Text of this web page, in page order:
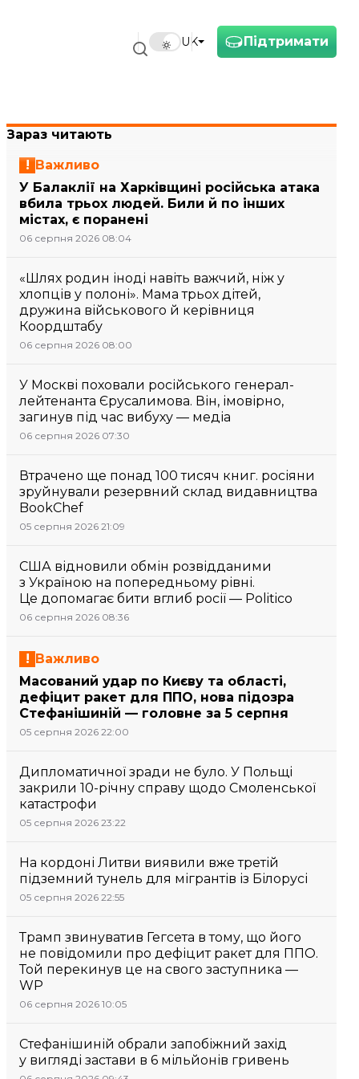
Підтримати
UK
Зараз читають
Важливо
У Балаклії на Харківщині російська атака
вбила трьох людей. Били й по інших
містах, є поранені
06 серпня 2026 08:04
«Шлях родин іноді навіть важчий, ніж у
хлопців у полоні». Мама трьох дітей,
дружина військового й керівниця
Коордштабу
06 серпня 2026 08:00
У Москві поховали російського генерал-
лейтенанта Єрусалимова. Він, імовірно,
загинув під час вибуху — медіа
06 серпня 2026 07:30
Втрачено ще понад 100 тисяч книг. росіяни
зруйнували резервний склад видавництва
BookChef
05 серпня 2026 21:09
США відновили обмін розвідданими
з Україною на попередньому рівні.
Це допомагає бити вглиб росії — Politico
06 серпня 2026 08:36
Важливо
Масований удар по Києву та області,
дефіцит ракет для ППО, нова підозра
Стефанішиній — головне за 5 серпня
05 серпня 2026 22:00
Дипломатичної зради не було. У Польщі
закрили 10-річну справу щодо Смоленської
катастрофи
05 серпня 2026 23:22
На кордоні Литви виявили вже третій
підземний тунель для мігрантів із Білорусі
05 серпня 2026 22:55
Трамп звинуватив Гегсета в тому, що його
не повідомили про дефіцит ракет для ППО.
Той перекинув це на свого заступника —
WP
06 серпня 2026 10:05
Стефанішиній обрали запобіжний захід
у вигляді застави в 6 мільйонів гривень